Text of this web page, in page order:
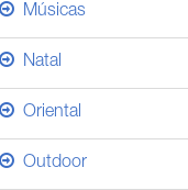
Músicas
Natal
Oriental
Outdoor